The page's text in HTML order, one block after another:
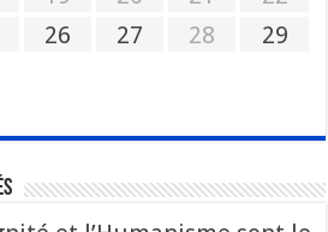
26 27 28
29